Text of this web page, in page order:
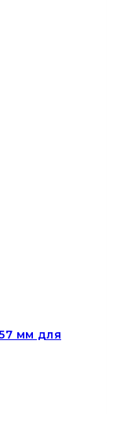
мм для